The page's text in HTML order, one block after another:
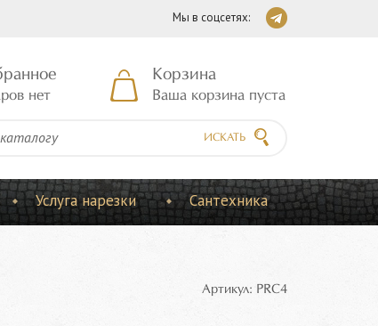
Мы в соцсетях:
нет
Корзина
Ваша корзина пуста
ИСКАТЬ
Услуга нарезки Сантехника
Артикул: PRC4